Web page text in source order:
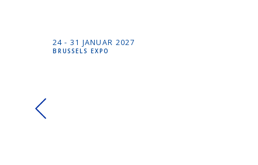
24 - 31 JANUAR 2027
BRUSSELS EXPO